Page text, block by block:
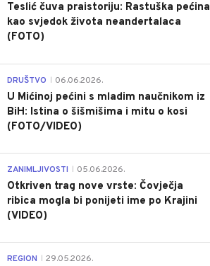
Teslić čuva praistoriju: Rastuška pećina
kao svjedok života neandertalaca
(FOTO)
DRUŠTVO 06.06.2026.
U Mićinoj pećini s mladim naučnikom iz
BiH: Istina o šišmišima i mitu o kosi
(FOTO/VIDEO)
ZANIMLJIVOSTI 05.06.2026.
Otkriven trag nove vrste: Čovječja
ribica mogla bi ponijeti ime po Krajini
(VIDEO)
REGION 29.05.2026.